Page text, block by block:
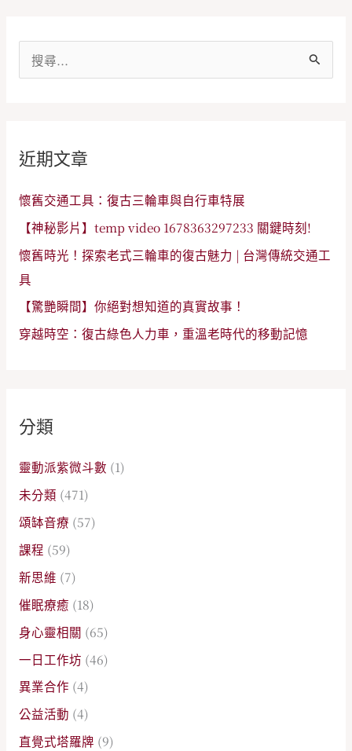
字
近期文章
懷舊交通工具：復古三輪車與自行車特展
【神秘影片】temp video 1678363297233 關鍵時刻!
懷舊時光！探索老式三輪車的復古魅力 | 台灣傳統交通工
具
【驚艷瞬間】你絕對想知道的真實故事！
穿越時空：復古綠色人力車，重溫老時代的移動記憶
分類
靈動派紫微斗數 (1)
未分類 (471)
頌缽音療 (57)
課程 (59)
新思維 (7)
催眠療癒 (18)
身心靈相關 (65)
一日工作坊 (46)
異業合作 (4)
公益活動 (4)
直覺式塔羅牌 (9)